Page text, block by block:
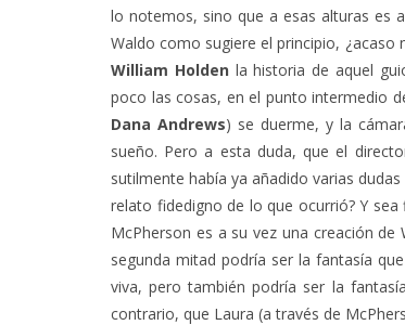
lo notemos, sino que a esas alturas es
Waldo como sugiere el principio,
William Holden la historia de aquel
poco las cosas, en el punto intermedio
Dana Andrews) se duerme, y la
sueño. Pero a esta duda, que el
sutilmente había ya añadido varias
relato fidedigno de lo que ocurrió? Y
McPherson es a su vez una creación
segunda mitad podría ser la fantasía
viva, pero también podría ser la
contrario, que Laura (a través de